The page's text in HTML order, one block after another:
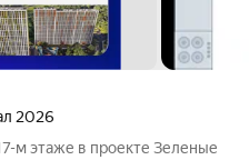
2026
м этаже в проекте Зеленые